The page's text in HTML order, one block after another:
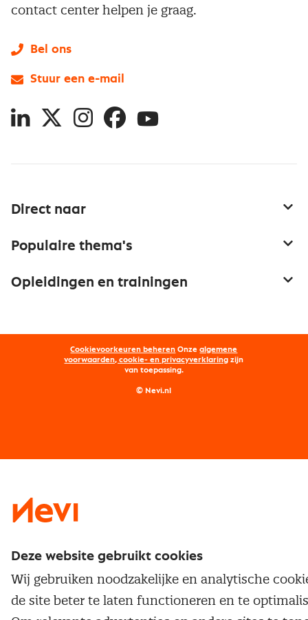
Direct naar
Netwerk en communities
Word lid van Nevi
Nevi PMI®
Populaire thema's
Onderhandelen
Opleidingen en trainingen
Opleidingen
Maatwerk
Nevi 1
contact center helpen je graag.
Bel ons
Stuur een e-mail
LinkedIn
X InstagramFacebookYouTube
Cookievoorkeuren beheren Onzealgemene
voorwaarden, cookie- en privacyverklaring zijn
van toepassing.
© Nevi.nl
Deze website gebruikt cookies
Wij gebruiken noodzakelijke en analytische
de site beter te laten functioneren en te